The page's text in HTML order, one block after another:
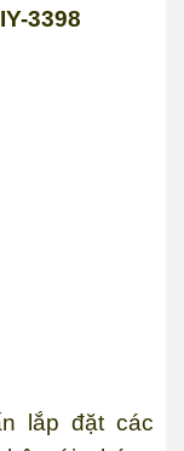
3398
lắp đặt các